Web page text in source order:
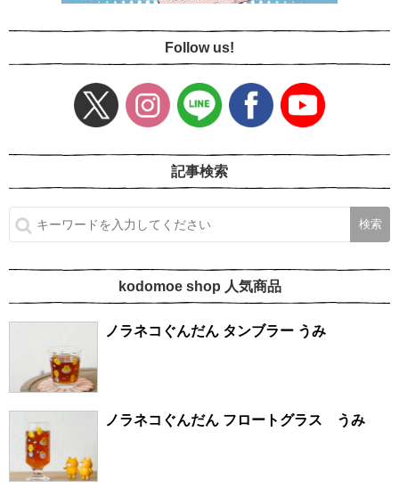
Follow us!
記事検索
kodomoe shop 人気商品
ノラネコぐんだん タンブラー うみ
ノラネコぐんだん フロートグラス うみ